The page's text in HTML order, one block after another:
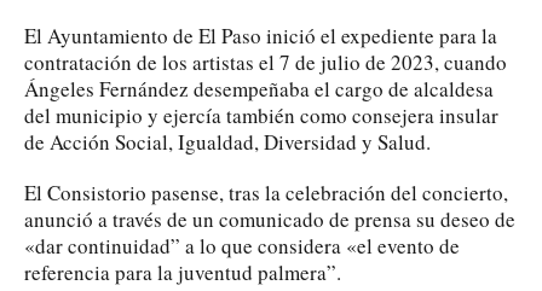
El Ayuntamiento de El Paso inició el expediente para la
contratación de los artistas el 7 de julio de 2023, cuando
Ángeles Fernández desempeñaba el cargo de alcaldesa
del municipio y ejercía también como consejera insular
de Acción Social, Igualdad, Diversidad y Salud.
El Consistorio pasense, tras la celebración del concierto,
anunció a través de un comunicado de prensa su deseo de
«dar continuidad” a lo que considera «el evento de
referencia para la juventud palmera”.